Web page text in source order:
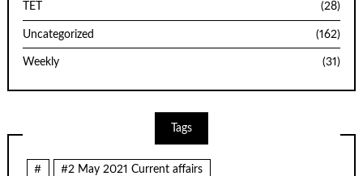
TET (28)
Uncategorized (162)
Weekly (31)
Tags
# #2 May 2021 Current affairs